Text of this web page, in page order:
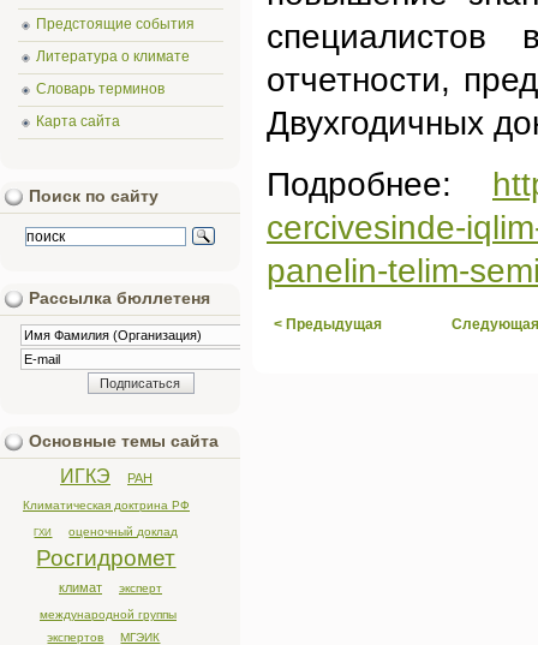
отчетности,
Двухгодичных
Подробнее:
cercivesinde-
panelin-telim-
< Предыдущая
Предстоящие события
Литература о климате
Словарь терминов
Карта сайта
Поиск по сайту
Рассылка бюллетеня
Основные темы сайта
ИГКЭ РАН
Климатическая доктрина РФ
ГХИ оценочный доклад
Росгидромет
климат
эксперт
международной группы
экспертов
МГЭИК